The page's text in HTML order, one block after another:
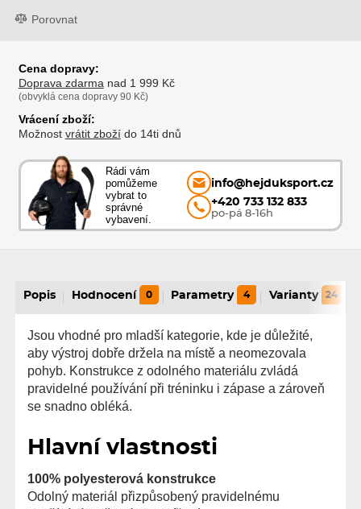
Porovnat
Cena dopravy:
Doprava zdarmanad 1 999 Kč
(obvyklá cena dopravy 90 Kč)
Vrácení zboží:
Možnost vrátit zbožído 14ti dnů
Rádi vám
pomůžeme
vybrat to
správné
vybavení.
info@hejduksport.cz
+420 733 132 833
po-pá 8-16h
Popis Hodnocení 0 Parametry 4 Varianty 24
Jsou vhodné pro mladší kategorie, kde je důležité,
aby výstroj dobře držela na místě a neomezovala
pohyb. Konstrukce z odolného materiálu zvládá
pravidelné používání při tréninku i zápase a zároveň
se snadno obléká.
Hlavní vlastnosti
100% polyesterová konstrukce
Odolný materiál přizpůsobený pravidelnému